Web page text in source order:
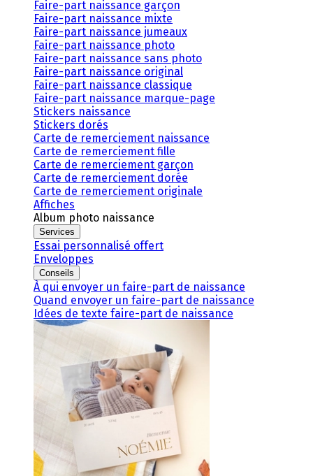
Faire-part naissance garçon
Faire-part naissance mixte
Faire-part naissance jumeaux
Faire-part naissance photo
Faire-part naissance sans photo
Faire-part naissance original
Faire-part naissance classique
Faire-part naissance marque-page
Stickers naissance
Stickers dorés
Carte de remerciement naissance
Carte de remerciement fille
Carte de remerciement garçon
Carte de remerciement dorée
Carte de remerciement originale
Affiches
Album photo naissance
Services
Essai personnalisé offert
Enveloppes
Conseils
À qui envoyer un faire-part de naissance
Quand envoyer un faire-part de naissance
Idées de texte faire-part de naissance